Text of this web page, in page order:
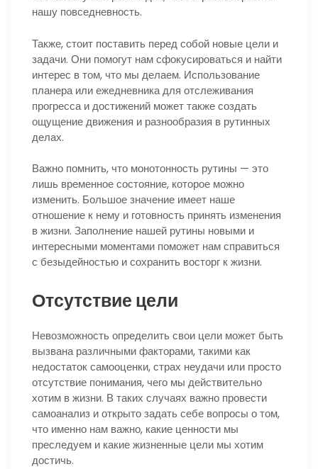
нашу повседневность.
Также, стоит поставить перед собой новые цели и
задачи. Они помогут нам сфокусироваться и найти
интерес в том, что мы делаем. Использование
планера или ежедневника для отслеживания
прогресса и достижений может также создать
ощущение движения и разнообразия в рутинных
делах.
Важно помнить, что монотонность рутины — это
лишь временное состояние, которое можно
изменить. Большое значение имеет наше
отношение к нему и готовность принять изменения
в жизни. Заполнение нашей рутины новыми и
интересными моментами поможет нам справиться
с безыдейностью и сохранить восторг к жизни.
Отсутствие цели
Невозможность определить свои цели может быть
вызвана различными факторами, такими как
недостаток самооценки, страх неудачи или просто
отсутствие понимания, чего мы действительно
хотим в жизни. В таких случаях важно провести
самоанализ и открыто задать себе вопросы о том,
что именно нам важно, какие ценности мы
преследуем и какие жизненные цели мы хотим
достичь.